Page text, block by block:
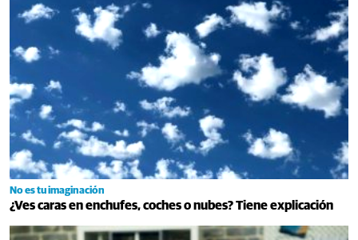
No es tu imaginación
¿Ves caras en enchufes, coches o nubes? Tiene explicación